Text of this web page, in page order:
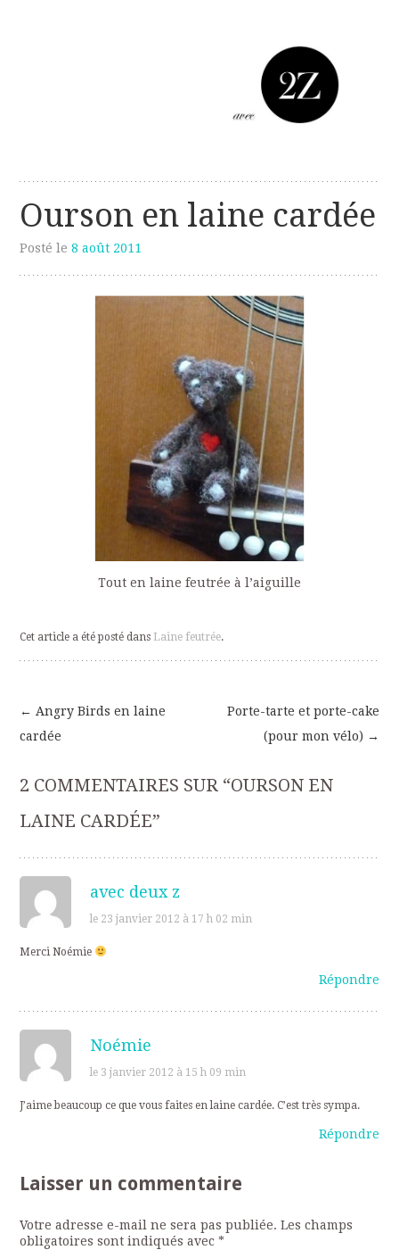
avec deux z
Ourson en laine cardée
Posté le8 août 2011
Tout en laine feutrée à l’aiguille
Cet article a été posté dans Laine feutrée.
Navigation
des
articles
← Angry Birds en laine
cardée
Porte-tarte et porte-cake
(pour mon vélo) →
2 COMMENTAIRES SUR “OURSON EN
LAINE CARDÉE”
avec deux z
le 23 janvier 2012 à 17 h 02 min
Merci Noémie
Répondre
Noémie
le 3 janvier 2012 à 15 h 09 min
J’aime beaucoup ce que vous faites en laine cardée. C’est très sympa.
Répondre
Laisser un commentaire
Votre adresse e-mail ne sera pas publiée. Les champs
obligatoires sont indiqués avec*